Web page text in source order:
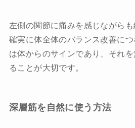
左側の関節に痛みを感じながらも
確実に体全体のバランス改善に
は体からのサインであり、それ
ることが大切です。
深層筋を自然に使う方法